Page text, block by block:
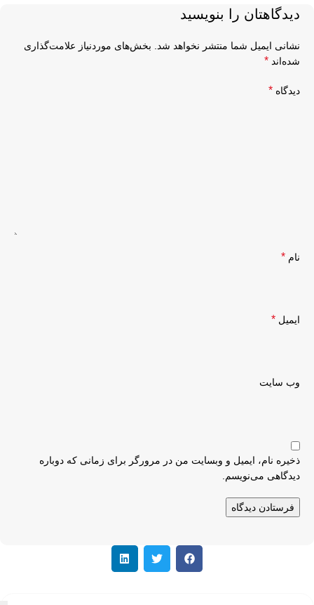
دیدگاهتان را بنویسید
نشانی ایمیل شما منتشر نخواهد شد.
بخش‌های موردنیاز علامت‌گذاری
شده‌اند *
دیدگاه *
نام *
ایمیل *
وب‌ سایت
ذخیره نام، ایمیل و وبسایت من در مرورگر برای زمانی که دوباره
دیدگاهی می‌نویسم.